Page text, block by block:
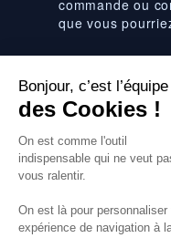
commande ou
que vous
VOS SERVICES